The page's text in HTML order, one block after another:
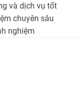
và dịch vụ tốt
chuyên sâu
nghiệm